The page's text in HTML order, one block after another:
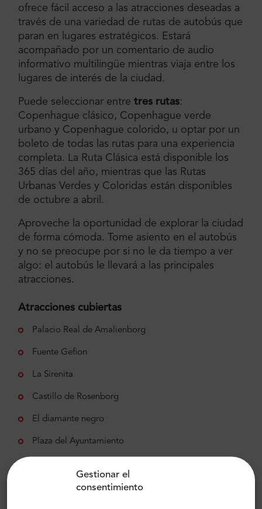
Gestionar el
consentimiento
ofrece fácil acceso a las atracciones deseadas a
través de una variedad de rutas de autobús que
paran en lugares estratégicos. Estará
acompañado por un comentario de audio
informativo multilingüe mientras viaja entre los
lugares de interés de la ciudad.
Puede seleccionar entre tres rutas:
Copenhague clásico, Copenhague verde
urbano y Copenhague colorido, u optar por un
boleto de todas las rutas para una experiencia
completa. La Ruta Clásica está disponible los
365 días del año, mientras que las Rutas
Urbanas Verdes y Coloridas están disponibles
de octubre a abril.
Aproveche la oportunidad de explorar la ciudad
de forma cómoda. Tome asiento en el autobús
y no se preocupe por si no le da tiempo a ver
algo: el autobús le llevará a las principales
atracciones.
Atracciones cubiertas
Palacio Real de Amalienborg
Fuente Gefion
La Sirenita
Castillo de Rosenborg
El diamante negro
Plaza del Ayuntamiento
Comida callejera/Reffen